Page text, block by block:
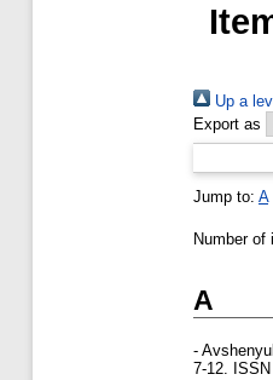
Up a
Export as
Jump to: A|
Number of
A
-
7-12.